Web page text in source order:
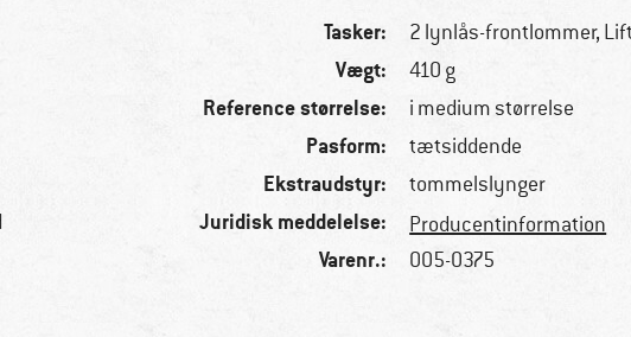
Tasker: 2 lynlås-frontlommer,
Vægt: 410 g
Reference størrelse: i medium størrelse
Pasform: tætsiddende
Ekstraudstyr: tommelslynger
Juridisk meddelelse: Producentinformation
Varenr.: 005-0375